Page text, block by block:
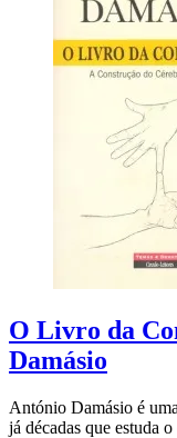
O Livro da
Damásio
António Damásio é
já décadas que estuda